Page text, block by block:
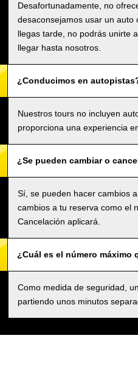
Desafortunadamente, no
desaconsejamos usar un
llegas tarde, no podrás unirte
llegar hasta nosotros.
¿Conducimos en
Nuestros tours no incluyen
proporciona una experiencia
¿Se pueden cambiar o
Sí, se pueden hacer cambios
cambios a tu reserva como el
Cancelación aplicará.
¿Cuál es el número máximo
Como medida de seguridad,
partiendo unos minutos